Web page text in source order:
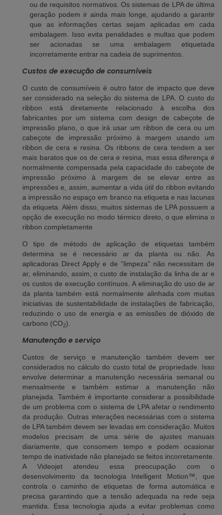
ou de requisitos normativos. Os sistemas de LPA de última
geração podem ir ainda mais longe, ajudando a garantir
que as informações certas sejam aplicadas em cada
embalagem. Isso evita penalidades e multas que podem
ser acionadas se uma embalagem etiquetada
incorretamente entrar na cadeia de suprimentos.
Custos de execução de consumíveis
O custo de consumíveis é outro fator de impacto que deve
ser considerado na seleção do sistema de LPA. O custo do
ribbon está diretamente relacionado à escolha dos
fabricantes por um sistema com design de cabeçote de
impressão plano, o que irá usar um ribbon de cera ou um
cabeçote de impressão próximo à margem usando um
ribbon de cera e resina. Os ribbons de cera tendem a ser
mais baratos que os de cera e resina, mas essa diferença é
normalmente compensada pela capacidade do cabeçote de
impressão próximo à margem de se elevar entre as
impressões e, assim, aumentar a vida útil do ribbon evitando
a impressão no espaço em branco na etiqueta e nas lacunas
da etiqueta. Além disso, muitos sistemas de LPA possuem a
opção de execução no modo térmico direto, o que elimina o
ribbon completamente
O tipo de método de aplicação de etiquetas também
determina se é necessário ar da planta ou não. As
aplicadoras Direct Apply e de “limpeza” não necessitam de
ar, eliminando, assim, o custo de instalação da linha de ar e
os custos de execução contínuos. A eliminação do uso de ar
da planta também está normalmente alinhada com muitas
iniciativas de sustentabilidade de instalações de fabricação,
reduzindo o uso de energia e as emissões de dióxido de
carbono (CO2).
Manutenção e serviço
Custos de serviço e manutenção também devem ser
considerados no cálculo do custo total de propriedade. Isso
envolve determinar a manutenção necessária semanal ou
mensalmente e também estimar a manutenção não
planejada. Também é importante considerar a possibilidade
de um problema com o sistema de LPA afetar o rendimento
da produção. Outras interações necessárias com o sistema
de LPA também devem ser levadas em consideração. Muitos
modelos precisam de uma série de ajustes manuais
diariamente, que consomem tempo e podem ocasionar
tempo de inatividade não planejado se feitos incorretamente.
A Videojet atendeu essa preocupação com o
desenvolvimento da tecnologia Intelligent Motion™, que
controla o caminho de etiquetas de forma automática e
precisa garantindo que a tensão adequada na rede seja
mantida. Essa tecnologia ajuda a evitar problemas como